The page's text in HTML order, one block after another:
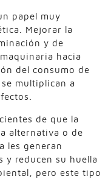
papel muy
Mejorar la
y de
hacia
del consumo de
multiplican a
de que la
alternativa o de
les generan
y reducen su huella
pero este tipo